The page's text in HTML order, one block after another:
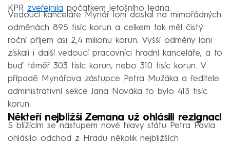
KPR zveřejnila počátkem letošního ledna.
Vedoucí kanceláře Mynář loni dostal na mimořádných
odměnách 895 tisíc korun a celkem tak měl čistý
roční příjem asi 2,4 milionu korun. Vyšší odměny loni
získali i další vedoucí pracovníci hradní kanceláře, a to
buď téměř 303 tisíc korun, nebo 310 tisíc korun. V
případě Mynářova zástupce Petra Mužáka a ředitele
administrativní sekce Jana Nováka to bylo 413 tisíc
korun.
Někteří nejbližší Zemana už ohlásili rezignaci
S blížícím se nástupem nové hlavy státu Petra Pavla
ohlásilo odchod z Hradu několik nejbližších